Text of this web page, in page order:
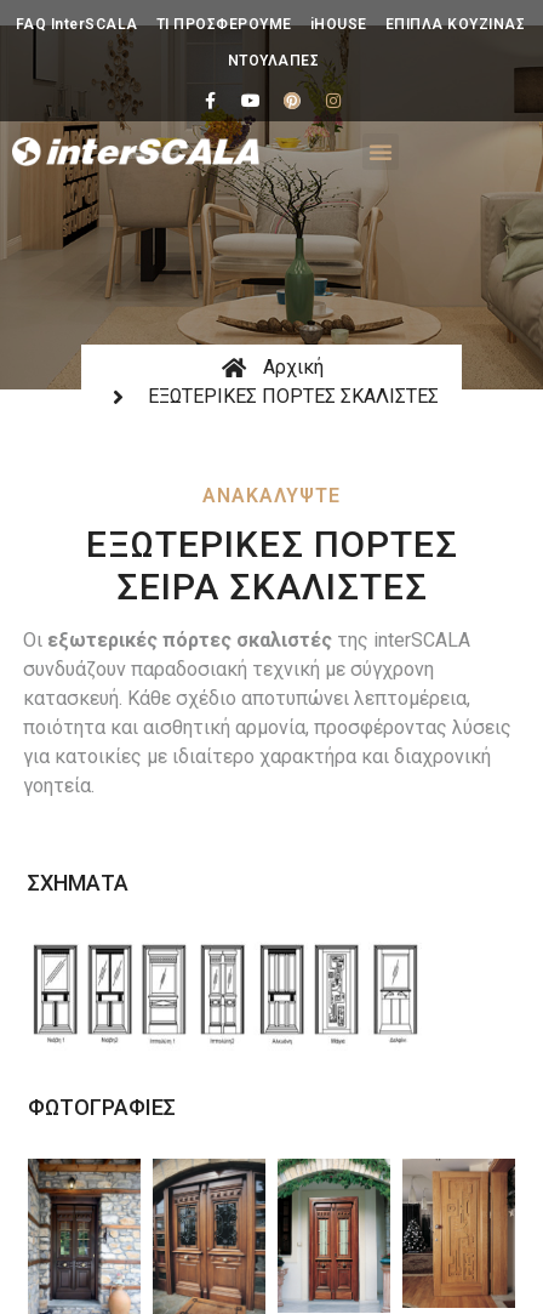
FAQ InterSCALA ΤΙ ΠΡΟΣΦΕΡΟΥΜΕ iHOUSE ΕΠΙΠΛΑ ΚΟΥΖΙΝΑΣ
ΝΤΟΥΛΑΠΕΣ
Αρχική
ΕΞΩΤΕΡΙΚΕΣ ΠΟΡΤΕΣ ΣΚΑΛΙΣΤΕΣ
ΑΝΑΚΑΛΥΨΤΕ
ΕΞΩΤΕΡΙΚΕΣ ΠΟΡΤΕΣ
ΣΕΙΡΑ ΣΚΑΛΙΣΤΕΣ
Οι εξωτερικές πόρτες σκαλιστέςτης interSCALA
συνδυάζουν παραδοσιακή τεχνική με σύγχρονη
κατασκευή. Κάθε σχέδιο αποτυπώνει λεπτομέρεια,
ποιότητα και αισθητική αρμονία, προσφέροντας λύσεις
για κατοικίες με ιδιαίτερο χαρακτήρα και διαχρονική
γοητεία.
ΣΧΗΜΑΤΑ
ΦΩΤΟΓΡΑΦΙΕΣ